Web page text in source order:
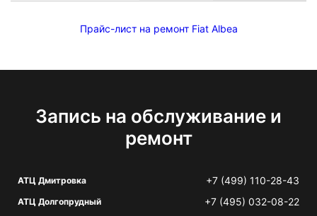
Прайс-лист на ремонт Fiat Albea
Запись на обслуживание и
ремонт
АТЦ Дмитровка +7 (499) 110-28-43
АТЦ Долгопрудный +7 (495) 032-08-22